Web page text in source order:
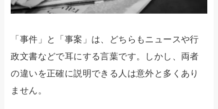
「事件」と「事案」は、どちらもニュースや行
政文書などで耳にする言葉です。しかし、両者
の違いを正確に説明できる人は意外と多くあり
ません。